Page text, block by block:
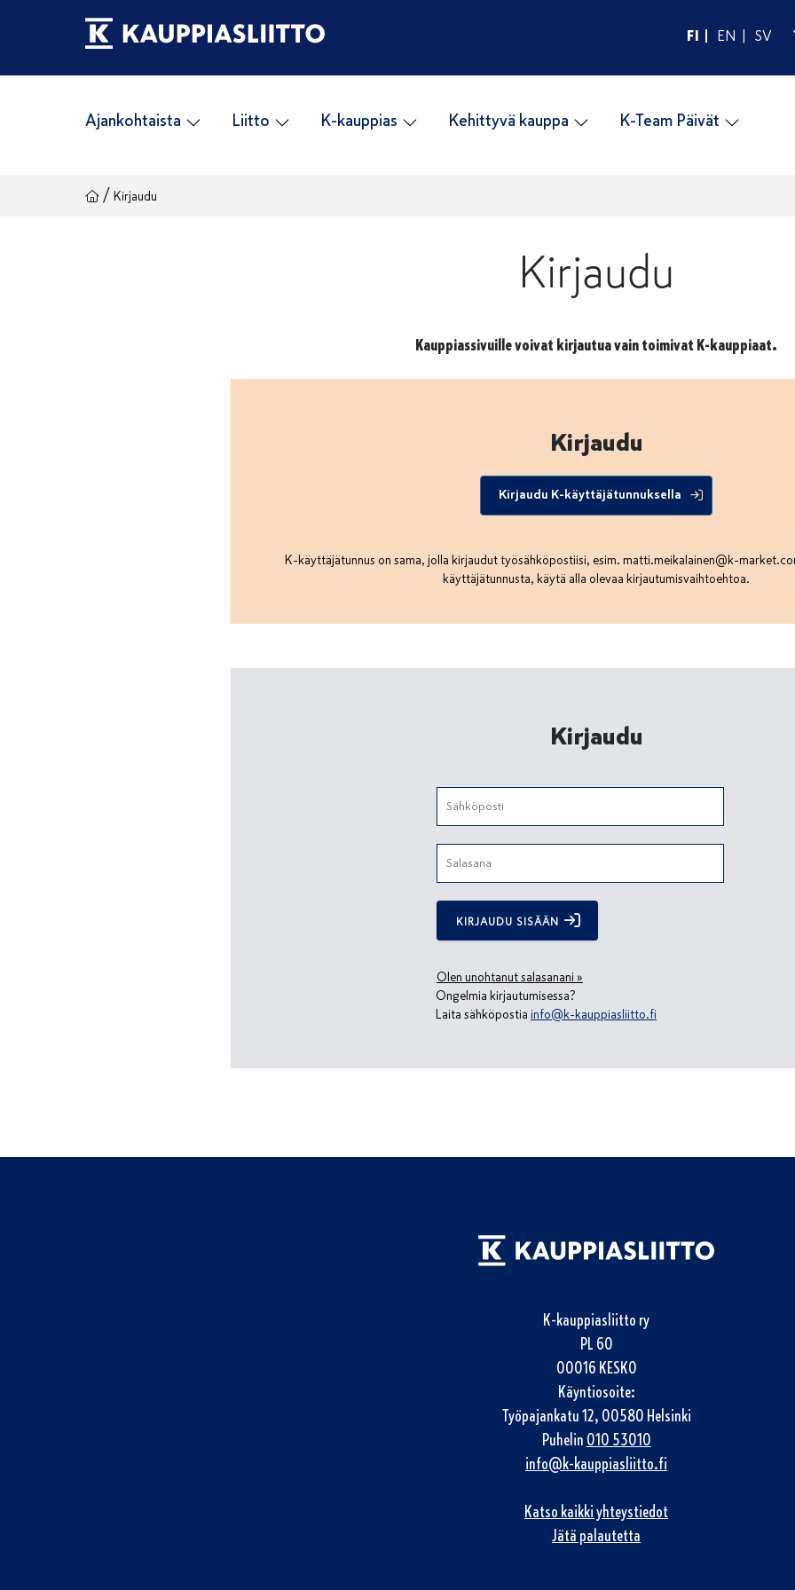
FI EN SV
Ajankohtaista Liitto K-kauppias Kehittyvä kauppa K-Team Päivät
/ Kirjaudu
Kirjaudu
Kauppiassivuille voivat kirjautua vain toimivat K-kauppiaat.
Kirjaudu
Kirjaudu K-käyttäjätunnuksella
K-käyttäjätunnus on sama, jolla kirjaudut työsähköpostiisi, esim. matti.meikalainen@k-
käyttäjätunnusta, käytä alla olevaa kirjautumisvaihtoehtoa.
Kirjaudu
KIRJAUDU SISÄÄN
Olen unohtanut salasanani »
Ongelmia kirjautumisessa?
Laita sähköpostia info@k-kauppiasliitto.fi
K-kauppiasliitto ry
PL 60
00016 KESKO
Käyntiosoite:
Työpajankatu 12, 00580 Helsinki
Puhelin 010 53010
info@k-kauppiasliitto.fi
Katso kaikki yhteystiedot
Jätä palautetta